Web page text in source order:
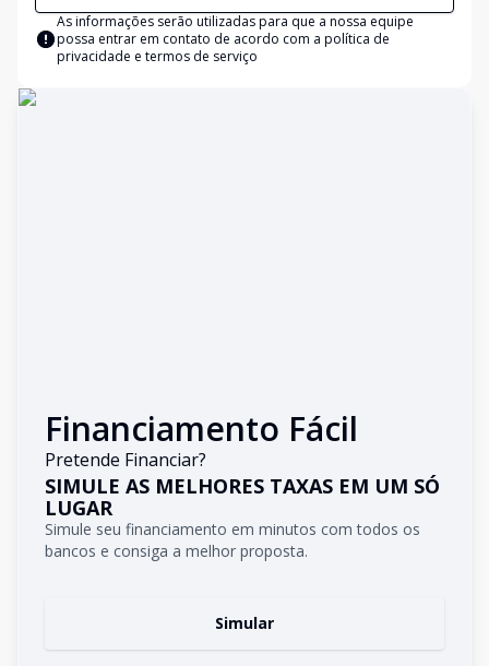
As informações serão utilizadas para que a nossa equipe
possa entrar em contato de acordo com a política de
privacidade e termos de serviço
Financiamento Fácil
Pretende Financiar?
SIMULE AS MELHORES TAXAS EM UM SÓ
LUGAR
Simule seu financiamento em minutos com todos os
bancos e consiga a melhor proposta.
Simular